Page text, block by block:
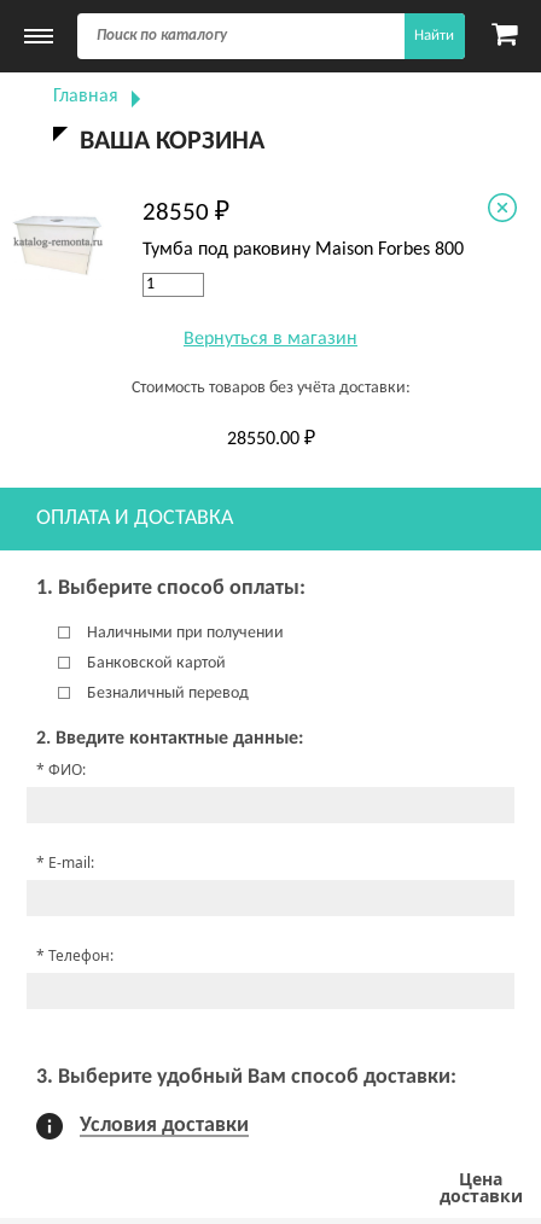
Найти
Главная
ВАША КОРЗИНА
Тумба под раковину Maison Forbes 800
28550 ₽
Вернуться в магазин
Стоимость товаров без учёта доставки:
28550.00 ₽
ОПЛАТА И ДОСТАВКА
1. Выберите способ оплаты:
Наличными при получении
Банковской картой
Безналичный перевод
2. Введите контактные данные:
ФИО:
E-mail:
Телефон:
3. Выберите удобный Вам способ доставки:
Условия доставки
Цена
доставки